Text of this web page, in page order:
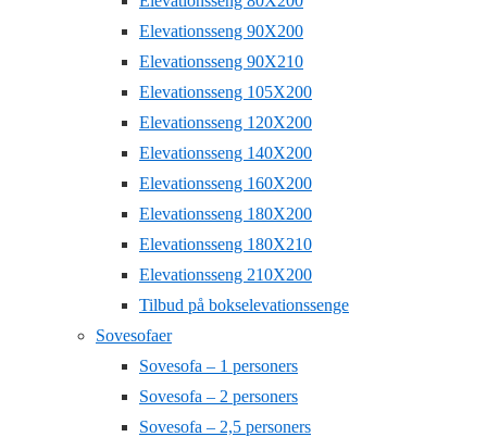
Elevationsseng 90X200
Elevationsseng 90X210
Elevationsseng 105X200
Elevationsseng 120X200
Elevationsseng 140X200
Elevationsseng 160X200
Elevationsseng 180X200
Elevationsseng 180X210
Elevationsseng 210X200
Tilbud på bokselevationssenge
Sovesofaer
Sovesofa – 1 personers
Sovesofa – 2 personers
Sovesofa – 2,5 personers